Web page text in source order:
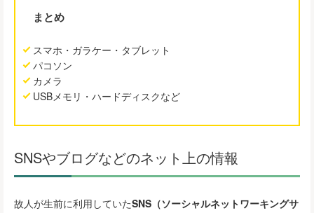
まとめ
スマホ・ガラケー・タブレット
パコソン
カメラ
USBメモリ・ハードディスクなど
SNSやブログなどのネット上の情報
故人が生前に利用していたSNS（ソーシャルネットワーキングサ